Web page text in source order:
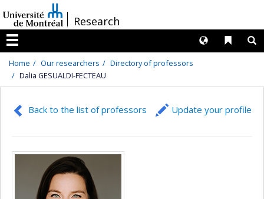
au
contenu
/Research
Menu
Liens
Langues
Home Our researchers
Directory of professors
Dalia GESUALDI-FECTEAU
Back to the list of professors Update your profile